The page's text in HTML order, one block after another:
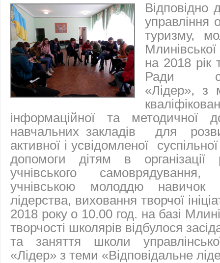
Відповідно
управління
туризму,
на 2018 рік
Ради
«Лідер», з
інформаційної та методичної
навчальних закладів для
активної і усвідомленої
допомоги дітям в організації
учнівського самоврядування,
учнівською молоддю навичок
лідерства, виховання творчої
2018 року о 10.00 год. на базі
творчості школярів відбулося
та заняття школи
«Лідер» з теми «Відповідальне